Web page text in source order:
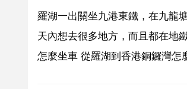
羅湖一出關坐九港東鐵，在九龍
天內想去很多地方，而且都在地
怎麼坐車 從羅湖到香港銅鑼灣